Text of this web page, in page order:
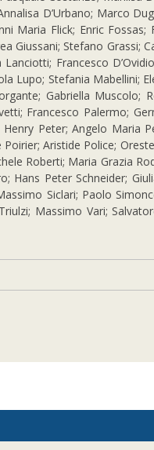
D’Urbano; Marco
Maria Flick; Enric Fossas;
Giussani; Stefano Grassi;
Francesco
Lupo; Stefania Mabellini;
Gabriella Muscolo;
Francesco Palermo;
Peter; Angelo Maria
Aristide Police;
Roberti; Maria Grazia
Hans Peter Schneider;
Siclari; Paolo
Massimo Vari;